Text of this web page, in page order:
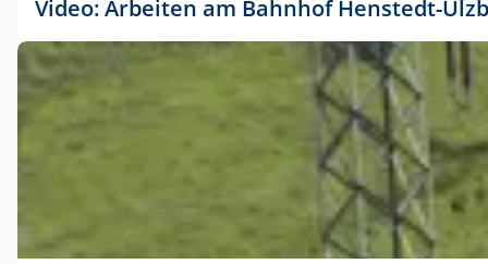
Video: Arbeiten am Bahnhof Henstedt-